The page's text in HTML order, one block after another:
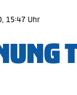
15:47 Uhr